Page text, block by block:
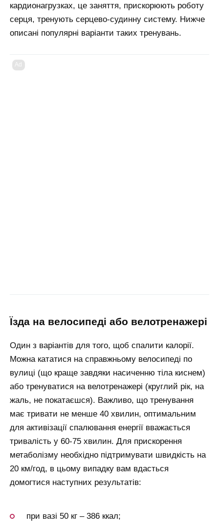
кардионагрузках, це заняття, прискорюють роботу
серця, тренують серцево-судинну систему. Нижче
описані популярні варіанти таких тренувань.
Ad
їзда на велосипеді або велотренажері
Один з варіантів для того, щоб спалити калорії.
Можна кататися на справжньому велосипеді по
вулиці (що краще завдяки насиченню тіла киснем)
або тренуватися на велотренажері (круглий рік, на
жаль, не покатаєшся). Важливо, що тренування
має тривати не менше 40 хвилин, оптимальним
для активізації спалювання енергії вважається
тривалість у 60-75 хвилин. Для прискорення
метаболізму необхідно підтримувати швидкість на
20 км/год, в цьому випадку вам вдасться
домогтися наступних результатів:
при вазі 50 кг – 386 ккал;